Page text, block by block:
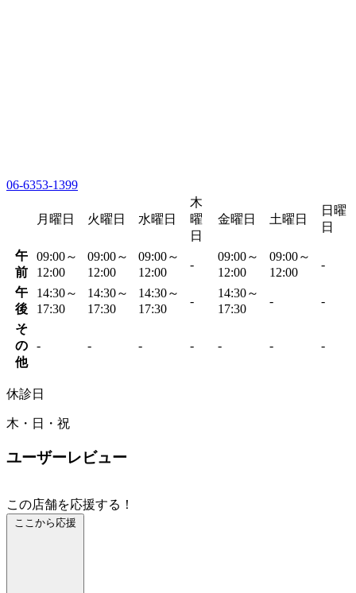
06-6353-1399
月曜日 火曜日 水曜日
木
曜
日
金曜日 土曜日
日曜
日
午
前
09:00～
12:00
09:00～
12:00
09:00～
12:00
-
09:00～
12:00
09:00～
12:00
-
午
後
14:30～
17:30
14:30～
17:30
14:30～
17:30
-
14:30～
17:30
- -
そ
の
他
- - - - - - -
休診日
木・日・祝
ユーザーレビュー
この店舗を応援する！
ここから応援